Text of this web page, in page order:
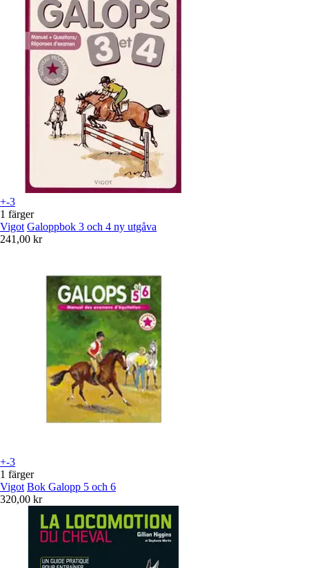
+-3
1 färger
Vigot Galoppbok 3 och 4 ny utgåva
241,00 kr
+-3
1 färger
Vigot Bok Galopp 5 och 6
320,00 kr